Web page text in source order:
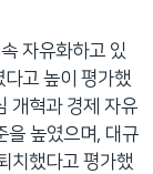
자유화하고 있
고 높이 평가했
개혁과 경제 자유
을 높였으며, 대규
치했다고 평가했